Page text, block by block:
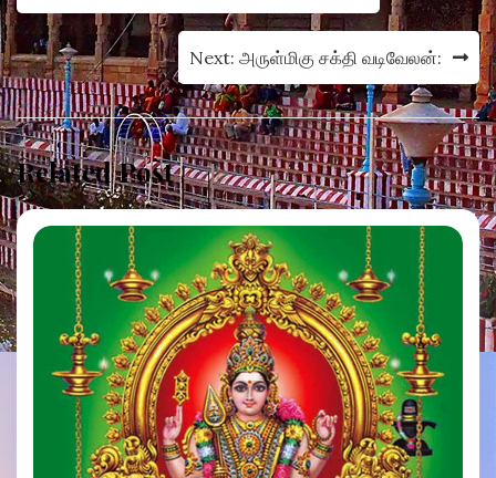
navigation
Next: அருள்மிகு சக்தி வடிவேலன்:
Related Post